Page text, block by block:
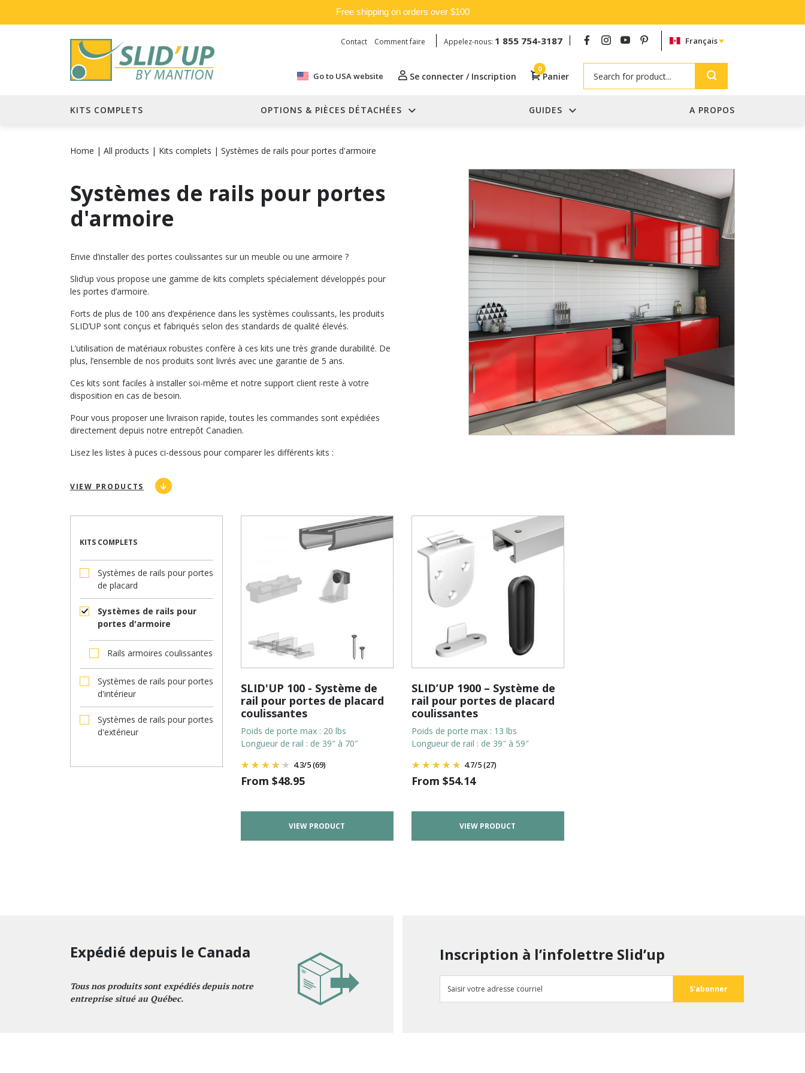
Free shipping on orders over $100
Contact Comment faire Appelez-nous: 1 855 754-3187 Français
Go to USA website Se connecter / Inscription
0
Panier
KITS COMPLETS OPTIONS & PIÈCES DÉTACHÉES GUIDES A PROPOS
Home | All products | Kits complets | Systèmes de rails pour portes d'armoire
Systèmes de rails pour portes
d'armoire
Envie d’installer des portes coulissantes sur un meuble ou une armoire ?
Slid’up vous propose une gamme de kits complets spécialement développés pour
les portes d’armoire.
Forts de plus de 100 ans d’expérience dans les systèmes coulissants, les produits
SLID’UP sont conçus et fabriqués selon des standards de qualité élevés.
L’utilisation de matériaux robustes confère à ces kits une très grande durabilité. De
plus, l’ensemble de nos produits sont livrés avec une garantie de 5 ans.
Ces kits sont faciles à installer soi-même et notre support client reste à votre
disposition en cas de besoin.
Pour vous proposer une livraison rapide, toutes les commandes sont expédiées
directement depuis notre entrepôt Canadien.
Lisez les listes à puces ci-dessous pour comparer les différents kits :
VIEW PRODUCTS
KITS COMPLETS
Systèmes de rails pour portes
de placard
Systèmes de rails pour
portes d'armoire
Rails armoires coulissantes
Systèmes de rails pour portes
d'intérieur
Systèmes de rails pour portes
d'extérieur
SLID'UP 100 - Système de
rail pour portes de placard
coulissantes
Poids de porte max : 20 lbs
Longueur de rail : de 39″ à 70″
4.3/5(69)
From $48.95
VIEW PRODUCT
SLID’UP 1900 – Système de
rail pour portes de placard
coulissantes
Poids de porte max : 13 lbs
Longueur de rail : de 39″ à 59″
4.7/5(27)
From $54.14
VIEW PRODUCT
Expédié depuis le Canada
Tous nos produits sont expédiés depuis notre
entreprise situé au Québec.
Inscription à l’infolettre Slid’up